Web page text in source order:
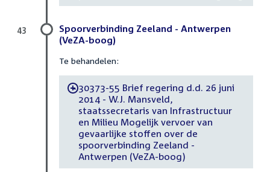
Spoorverbinding Zeeland - Antwerpen
(VeZA-boog)
Te behandelen:
-30373-55 Brief regering d.d. 26 juni
2014 - W.J. Mansveld,
staatssecretaris van Infrastructuur
en Milieu Mogelijk vervoer van
gevaarlijke stoffen over de
spoorverbinding Zeeland -
Antwerpen (VeZA-boog)
43